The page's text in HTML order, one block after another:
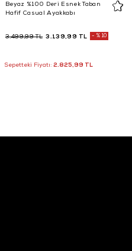
Beyaz %100 Deri Esnek Taban
Hafif Casual Ayakkabı
3.139,99 TL
3.499,99 TL %10
Sepetteki Fiyatı: 2.825,99 TL